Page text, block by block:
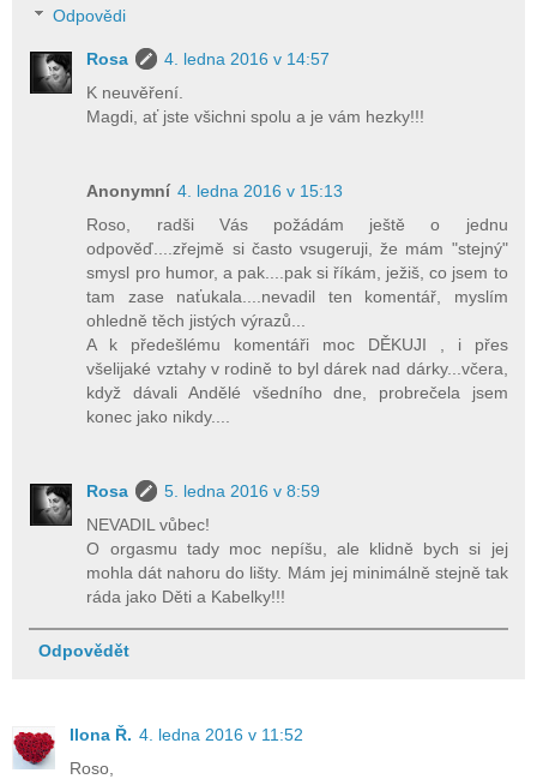
Odpovědi
Rosa
4. ledna 2016 v 14:57
K neuvěření.
Magdi, ať jste všichni spolu a je vám hezky!!!
Anonymní 4. ledna 2016 v 15:13
Roso, radši Vás požádám ještě o jednu
odpověď....zřejmě si často vsugeruji, že mám "stejný"
smysl pro humor, a pak....pak si říkám, ježiš, co jsem to
tam zase naťukala....nevadil ten komentář, myslím
ohledně těch jistých výrazů...
A k předešlému komentáři moc DĚKUJI , i přes
všelijaké vztahy v rodině to byl dárek nad dárky...včera,
když dávali Andělé všedního dne, probrečela jsem
konec jako nikdy....
Rosa
5. ledna 2016 v 8:59
NEVADIL vůbec!
O orgasmu tady moc nepíšu, ale klidně bych si jej
mohla dát nahoru do lišty. Mám jej minimálně stejně tak
ráda jako Děti a Kabelky!!!
Odpovědět
Ilona Ř. 4. ledna 2016 v 11:52
Roso,